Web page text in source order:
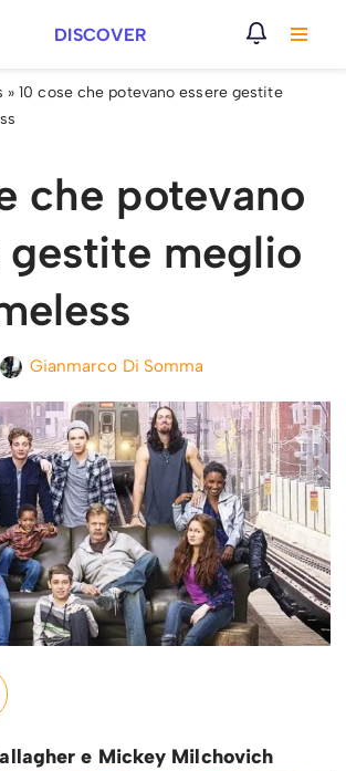
DISCOVER
»10 cose che potevano essere gestite
che potevano
gestite meglio
Gianmarco Di Somma
e Mickey Milchovich